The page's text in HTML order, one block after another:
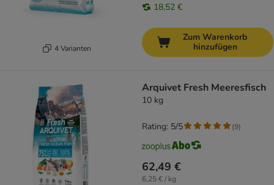
4 Varianten
18,52 €
Zum Warenkorb
hinzufügen
Arquivet Fresh Meeresfisch
10 kg
62,49 €
6,25 € / kg
Rating: 5/5 (9)